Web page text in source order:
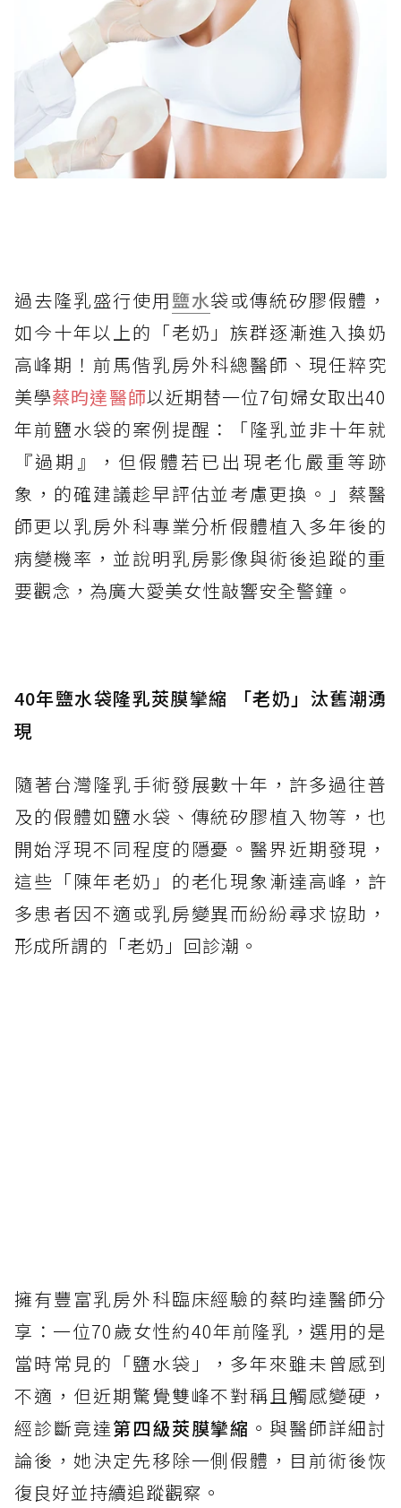
過去隆乳盛行使用鹽水袋或傳統矽膠假體，
如今十年以上的「老奶」族群逐漸進入換奶
高峰期！前馬偕乳房外科總醫師、現任粹究
美學蔡昀達醫師以近期替一位7旬婦女取出40
年前鹽水袋的案例提醒：「隆乳並非十年就
『過期』，但假體若已出現老化嚴重等跡
象，的確建議趁早評估並考慮更換。」蔡醫
師更以乳房外科專業分析假體植入多年後的
病變機率，並說明乳房影像與術後追蹤的重
要觀念，為廣大愛美女性敲響安全警鐘。
40年鹽水袋隆乳莢膜攣縮 「老奶」汰舊潮湧
現
隨著台灣隆乳手術發展數十年，許多過往普
及的假體如鹽水袋、傳統矽膠植入物等，也
開始浮現不同程度的隱憂。醫界近期發現，
這些「陳年老奶」的老化現象漸達高峰，許
多患者因不適或乳房變異而紛紛尋求協助，
形成所謂的「老奶」回診潮。
擁有豐富乳房外科臨床經驗的蔡昀達醫師分
享：一位70歲女性約40年前隆乳，選用的是
當時常見的「鹽水袋」，多年來雖未曾感到
不適，但近期驚覺雙峰不對稱且觸感變硬，
經診斷竟達第四級莢膜攣縮 。與醫師詳細討
論後，她決定先移除一側假體，目前術後恢
復良好並持續追蹤觀察。